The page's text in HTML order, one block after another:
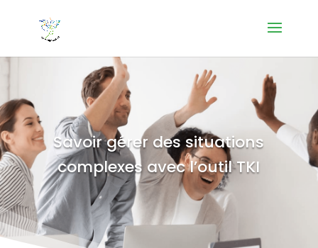
Savoir gérer des situations
complexes avec l’outil TKI